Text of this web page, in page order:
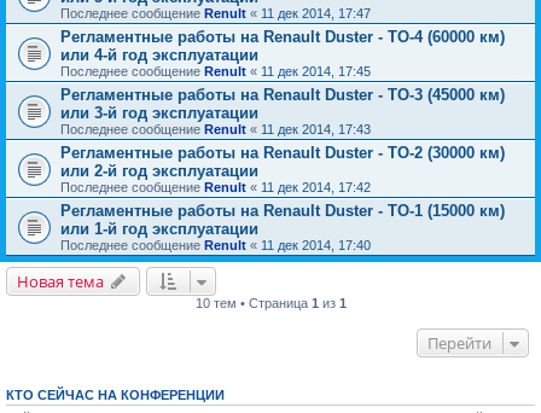
Последнее сообщение Renult « 11 дек 2014, 17:47
Регламентные работы на Renault Duster - ТО-4 (60000 км)
или 4-й год эксплуатации
Последнее сообщение Renult « 11 дек 2014, 17:45
Регламентные работы на Renault Duster - ТО-3 (45000 км)
или 3-й год эксплуатации
Последнее сообщение Renult « 11 дек 2014, 17:43
Регламентные работы на Renault Duster - ТО-2 (30000 км)
или 2-й год эксплуатации
Последнее сообщение Renult « 11 дек 2014, 17:42
Регламентные работы на Renault Duster - ТО-1 (15000 км)
или 1-й год эксплуатации
Последнее сообщение Renult « 11 дек 2014, 17:40
Новая тема
10 тем • Страница 1 из 1
Перейти
КТО СЕЙЧАС НА КОНФЕРЕНЦИИ